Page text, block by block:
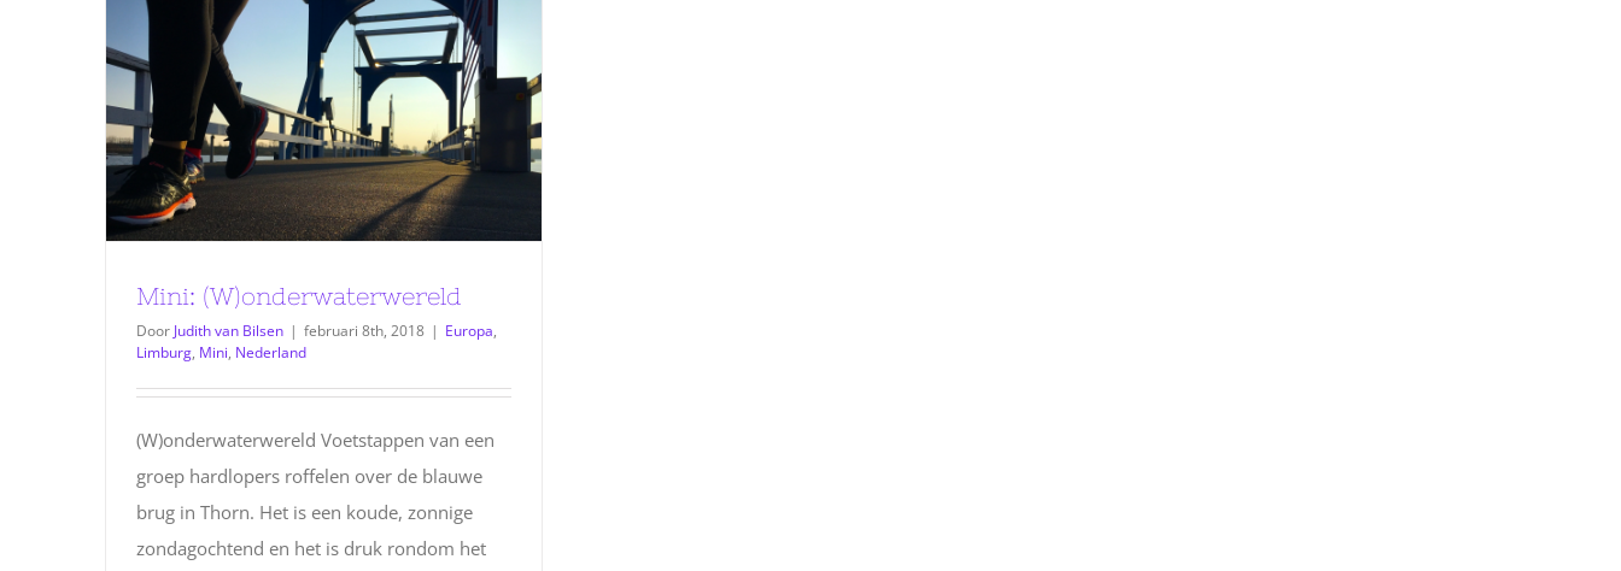
Mini: (W)onderwaterwereld
Door Judith van Bilsen | februari 8th, 2018 | Europa,
Limburg, Mini, Nederland
(W)onderwaterwereld Voetstappen van een
groep hardlopers roffelen over de blauwe
brug in Thorn. Het is een koude, zonnige
zondagochtend en het is druk rondom het